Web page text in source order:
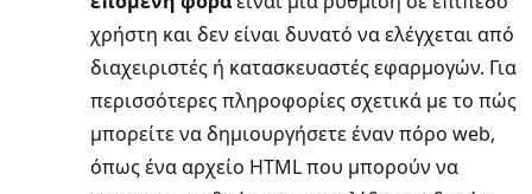
χρήστη και δεν είναι δυνατό να ελέγχεται από
διαχειριστές ή κατασκευαστές εφαρμογών. Για
περισσότερες πληροφορίες σχετικά με το πώς
μπορείτε να δημιουργήσετε έναν πόρο web,
όπως ένα αρχείο HTML που μπορούν να